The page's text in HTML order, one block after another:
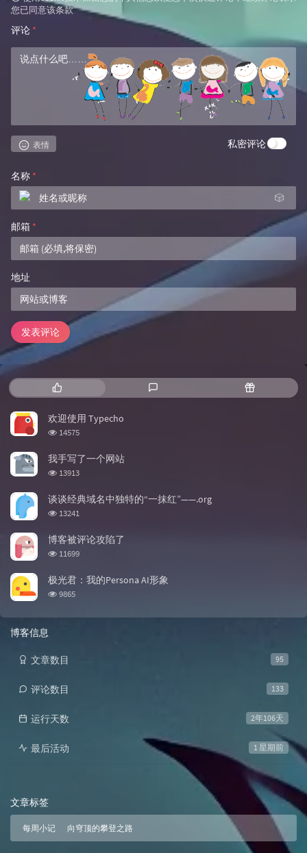
您已同意该条款
评论 *
表情 私密评论
名称 *
🎲
邮箱 *
地址
发表评论
热门文章 随机文章
欢迎使用 Typecho
浏览次数:
14575
我手写了一个网站
浏览次数:
13913
谈谈经典域名中独特的“一抹红”——.org
浏览次数:
13241
博客被评论攻陷了
浏览次数:
11699
极光君：我的Persona AI形象
浏览次数:
9865
博客信息
95
文章数目
133
评论数目
2年106天
运行天数
1 星期前
最后活动
文章标签
每周小记 向穹顶的攀登之路